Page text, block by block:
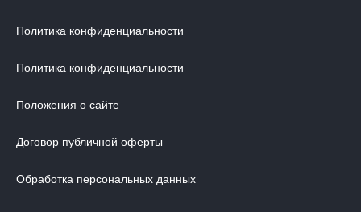
Политика конфиденциальности
Политика конфиденциальности
Положения о сайте
Договор публичной оферты
Обработка персональных данных